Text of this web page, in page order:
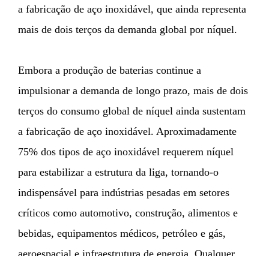
a fabricação de aço inoxidável, que ainda representa
mais de dois terços da demanda global por níquel.
Embora a produção de baterias continue a
impulsionar a demanda de longo prazo, mais de dois
terços do consumo global de níquel ainda sustentam
a fabricação de aço inoxidável. Aproximadamente
75% dos tipos de aço inoxidável requerem níquel
para estabilizar a estrutura da liga, tornando-o
indispensável para indústrias pesadas em setores
críticos como automotivo, construção, alimentos e
bebidas, equipamentos médicos, petróleo e gás,
aeroespacial e infraestrutura de energia. Qualquer